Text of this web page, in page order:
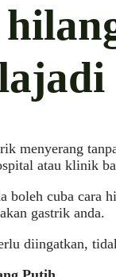
menyerang
atau klinik
boleh cuba cara
gastrik anda.
diingatkan,